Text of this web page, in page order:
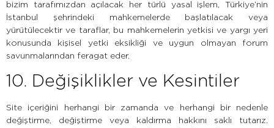
bizim tarafımızdan açılacak her türlü yasal işlem, Türkiye’nin
İstanbul şehrindeki mahkemelerde başlatılacak veya
yürütülecektir ve taraflar, bu mahkemelerin yetkisi ve yargı yeri
konusunda kişisel yetki eksikliği ve uygun olmayan forum
savunmalarından feragat eder.
10. Değişiklikler ve Kesintiler
Site içeriğini herhangi bir zamanda ve herhangi bir nedenle
değiştirme, değiştirme veya kaldırma hakkını saklı tutarız.